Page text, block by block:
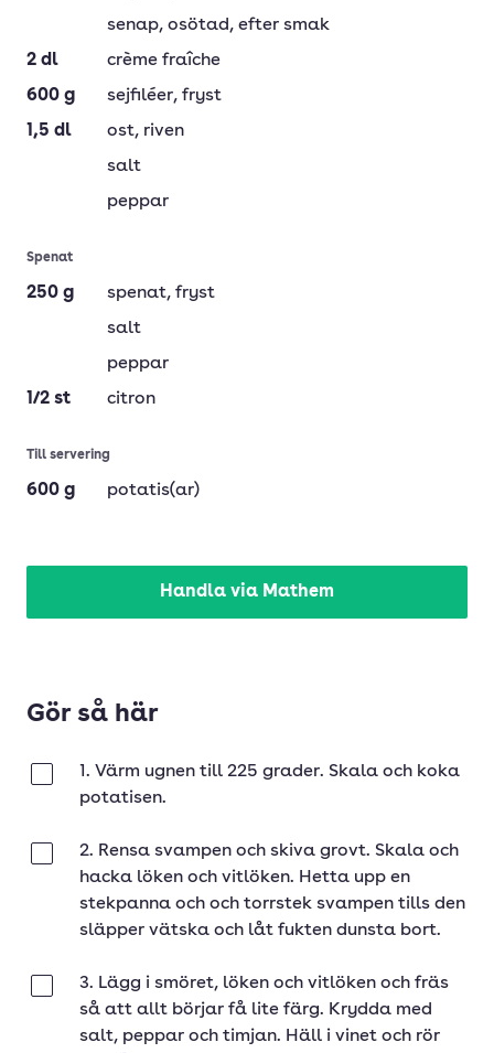
senap, osötad, efter smak
2 dl
crème fraîche
600 g sejfiléer, fryst
1,5 dl ost, riven
salt
peppar
Spenat
250 g spenat, fryst
salt
peppar
1/2 st citron
Till servering
600 g potatis(ar)
Handla via Mathem
Gör så här
1. Värm ugnen till 225 grader. Skala och koka
potatisen.
2. Rensa svampen och skiva grovt. Skala och
hacka löken och vitlöken. Hetta upp en
stekpanna och och torrstek svampen tills den
släpper vätska och låt fukten dunsta bort.
3. Lägg i smöret, löken och vitlöken och fräs
så att allt börjar få lite färg. Krydda med
salt, peppar och timjan. Häll i vinet och rör